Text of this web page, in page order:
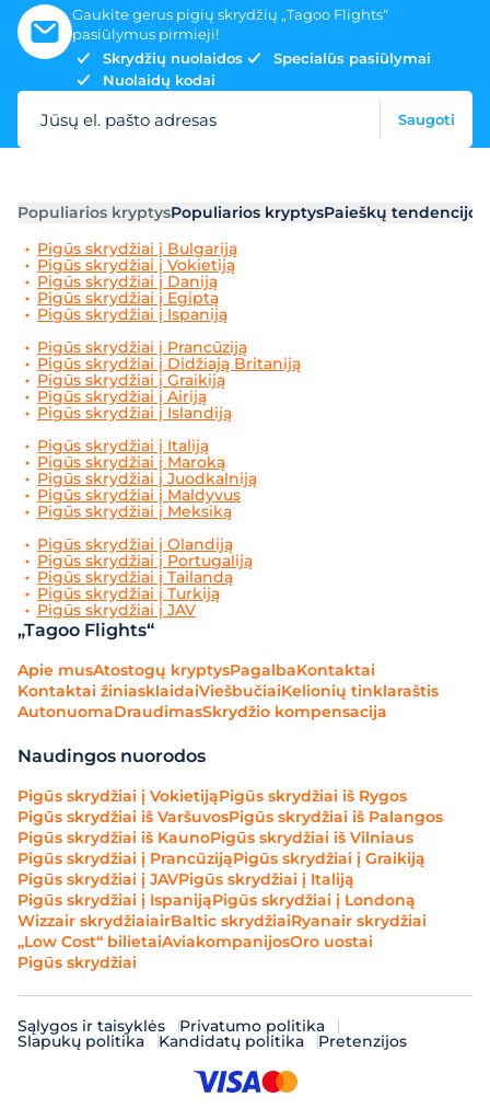
Gaukite gerus pigių skrydžių „Tagoo Flights“
pasiūlymus pirmieji!
Skrydžių nuolaidos
Specialūs pasiūlymai
Nuolaidų kodai
Jūsų el. pašto adresas Saugoti
Populiarios kryptysPopuliarios kryptysPaieškų tendencijos
Pigūs skrydžiai į Bulgariją
Pigūs skrydžiai į Vokietiją
Pigūs skrydžiai į Daniją
Pigūs skrydžiai į Egiptą
Pigūs skrydžiai į Ispaniją
Pigūs skrydžiai į Prancūziją
Pigūs skrydžiai į Didžiają Britaniją
Pigūs skrydžiai į Graikiją
Pigūs skrydžiai į Airiją
Pigūs skrydžiai į Islandiją
Pigūs skrydžiai į Italiją
Pigūs skrydžiai į Maroką
Pigūs skrydžiai į Juodkalniją
Pigūs skrydžiai į Maldyvus
Pigūs skrydžiai į Meksiką
Pigūs skrydžiai į Olandiją
Pigūs skrydžiai į Portugaliją
Pigūs skrydžiai į Tailandą
Pigūs skrydžiai į Turkiją
Pigūs skrydžiai į JAV
„Tagoo Flights“
Apie musAtostogų kryptysPagalbaKontaktai
Kontaktai žiniasklaidaiViešbučiaiKelionių tinklaraštis
AutonuomaDraudimasSkrydžio kompensacija
Naudingos nuorodos
Pigūs skrydžiai į VokietijąPigūs skrydžiai iš Rygos
Pigūs skrydžiai iš VaršuvosPigūs skrydžiai iš Palangos
Pigūs skrydžiai iš KaunoPigūs skrydžiai iš Vilniaus
Pigūs skrydžiai į PrancūzijąPigūs skrydžiai į Graikiją
Pigūs skrydžiai į JAVPigūs skrydžiai į Italiją
Pigūs skrydžiai į IspanijąPigūs skrydžiai į Londoną
Wizzair skrydžiaiairBaltic skrydžiaiRyanair skrydžiai
„Low Cost“ bilietaiAviakompanijosOro uostai
Pigūs skrydžiai
Sąlygos ir taisyklės Privatumo politika
Slapukų politika Kandidatų politika Pretenzijos